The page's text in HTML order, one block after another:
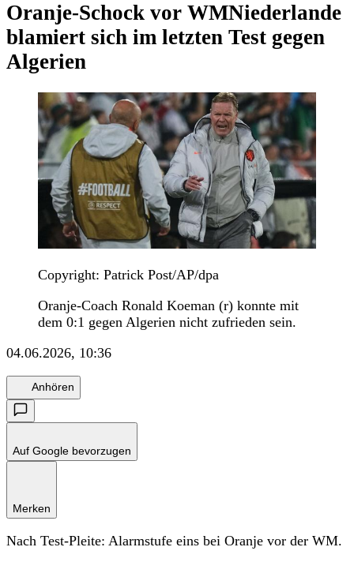
Oranje-Schock vor WMNiederlande
blamiert sich im letzten Test gegen
Algerien
Copyright: Patrick Post/AP/dpa
Oranje-Coach Ronald Koeman (r) konnte mit
dem 0:1 gegen Algerien nicht zufrieden sein.
04.06.2026, 10:36
Anhören
Auf Google bevorzugen
Merken
Nach Test-Pleite: Alarmstufe eins bei Oranje vor der WM.